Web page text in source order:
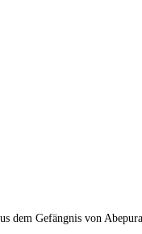
dem Gefängnis von